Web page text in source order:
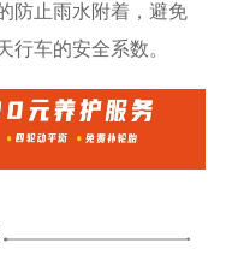
防止雨水附着，避免
行车的安全系数。